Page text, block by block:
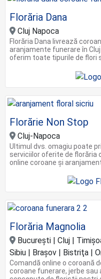
Florăria Dana
Cluj Napoca
Florăria Dana livrează
aranjamente funerare în
oferim toate tipurile de flori
Florărie Non Stop
Cluj-Napoca
Ultimul dvs. omagiu poate
serviciilor oferite de florăria
online coroane şi
Florăria Magnolia
Bucureşti | Cluj |
Sibiu | Braşov | Bistriţa |
Comandă online o coroană
coroane funerare, jerbe